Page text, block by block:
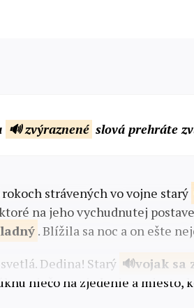
🔊 zvýraznené slová prehráte
rokoch strávených vo vojne starý
na jeho vychudnutej
. Blížila sa noc a on ešte
Dedina! Starý
vojak sa
niečo na zjedenie a miesto,